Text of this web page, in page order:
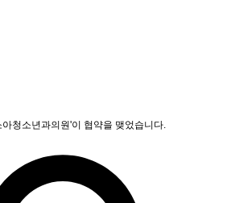
청소년과의원'이 협약을 맺었습니다.